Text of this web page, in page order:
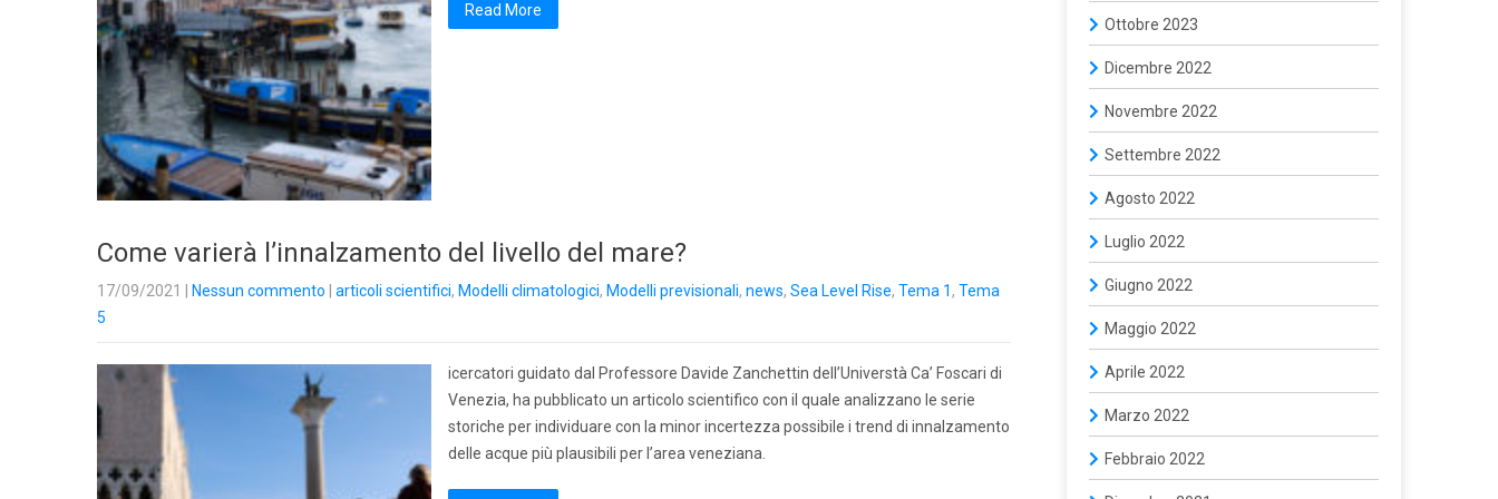
Read More
Come varierà l’innalzamento del livello del mare?
17/09/2021 Nessun commento articoli scientifici, Modelli climatologici, Modelli previsionali, news, Sea Level Rise, Tema 1 , Tema
5
icercatori guidato dal Professore Davide Zanchettin dell’Universtà Ca’ Foscari di
Venezia, ha pubblicato un articolo scientifico con il quale analizzano le serie
storiche per individuare con la minor incertezza possibile i trend di innalzamento
delle acque più plausibili per l’area veneziana.
Ottobre 2023
Dicembre 2022
Novembre 2022
Settembre 2022
Agosto 2022
Luglio 2022
Giugno 2022
Maggio 2022
Aprile 2022
Marzo 2022
Febbraio 2022